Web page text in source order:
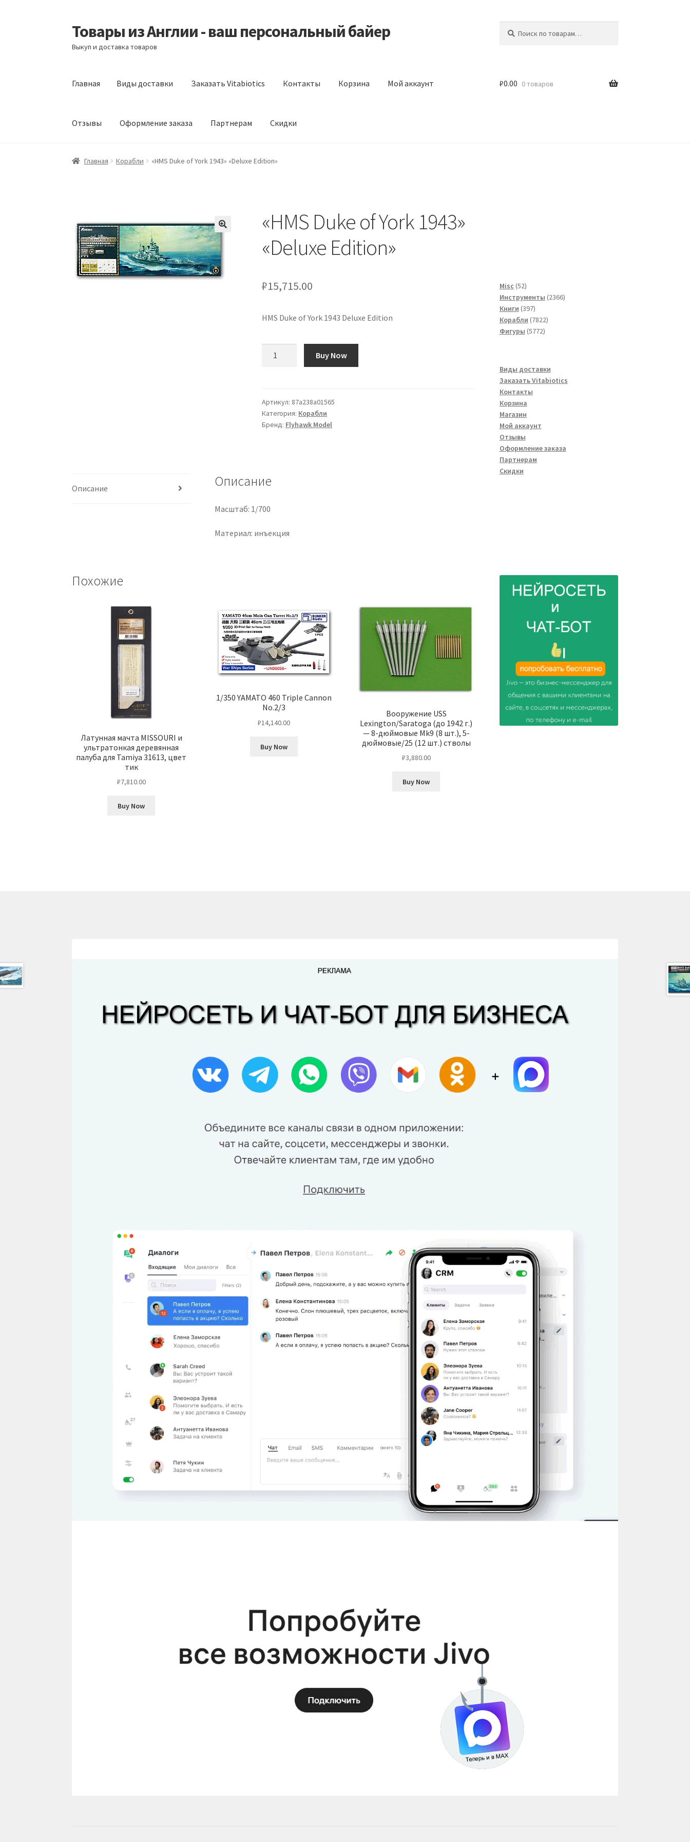
Перейти
к
навигации
Перейти
к
содержимому
Товары из Англии - ваш персональный байер
Выкуп и доставка товаров
Главная Виды доставки Заказать Vitabiotics Контакты Корзина Мой аккаунт
Отзывы Оформление заказа Партнерам Скидки
Главная Виды доставки Заказать VitabioticsКонтакты
₽0.00 0 товаров
Главная Корабли «HMS Duke of York 1943» «Deluxe Edition»
«HMS Duke of York 1943»
«Deluxe Edition»
₽15,715.00
HMS Duke of York 1943 Deluxe Edition
of
York
1943»
Buy Now
Артикул: 87a238a01565
Категория: Корабли
Бренд: Flyhawk Model
Описание Описание
Масштаб: 1/700
Материал: инъекция
Похожие
Латунная мачта MISSOURI и
ультратонкая деревянная
палуба для Tamiya 31613, цвет
тик
₽7,810.00
Buy Now
1/350 YAMATO 460 Triple Cannon
No.2/3
₽14,140.00
Buy Now
Вооружение USS
Lexington/Saratoga (до 1942 г.)
— 8-дюймовые Mk9 (8 шт.), 5-
дюймовые/25 (12 шт.) стволы
₽3,880.00
Buy Now
Misc 5252
товара
Инструменты 23662366
Книги 397397
товаров
Корабли 78227822
Фигуры 57725772
Виды доставки
Заказать Vitabiotics
Контакты
Корзина
Магазин
Мой аккаунт
Отзывы
Оформление заказа
Партнерам
Скидки